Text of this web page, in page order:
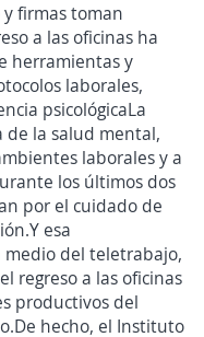
firmas toman
a las oficinas ha
herramientas y
laborales,
psicológicaLa
de la salud mental,
laborales y a
los últimos dos
por el cuidado de
esa
medio del teletrabajo,
regreso a las oficinas
productivos del
hecho, el Instituto